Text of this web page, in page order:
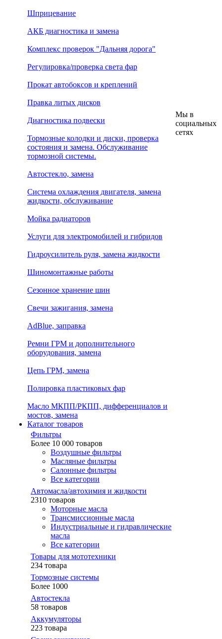
Шприцевание
АКБ диагностика и замена
Комплекс проверок "Дальняя дорога"
Регулировка/проверка света фар
Прокат автобоксов и креплений
Правка литых дисков
Диагностика подвески
Тормозные колодки и диски, проверка
состояния и замена. Обслуживание
тормозной системы.
Автостекло, замена
Система охлаждения двигателя, замена
жидкости, обслуживание
Мойка радиаторов
Услуги для электромобилей и гибридов
Гидроусилитель руля, замена жидкости
Шиномонтажные работы
Сезонное хранение шин
Свечи зажигания, замена
AdBlue, заправка
Ремни ГРМ и дополнительного
оборудования, замена
Цепь ГРМ, замена
Полировка пластиковых фар
Масло МКПП/РКПП, дифференциалов и
мостов, замена
Каталог товаров
Фильтры
Более 10 000 товаров
Воздушные фильтры
Масляные фильтры
Салонные фильтры
Все категории
Автомасла/автохимия и жидкости
2310 товаров
Моторные масла
Трансмиссионные масла
Индустриальные и гидравлические
масла
Все категории
Товары для мототехники
234 товара
Тормозные системы
Более 1000
Автостекла
58 товаров
Аккумуляторы
223 товара
Мы в
социальных
сетях